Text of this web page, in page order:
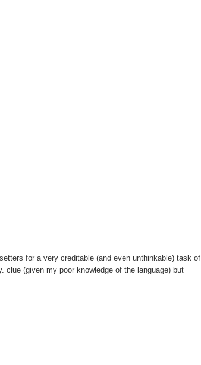
for a very creditable (and even unthinkable) task of
(given my poor knowledge of the language) but